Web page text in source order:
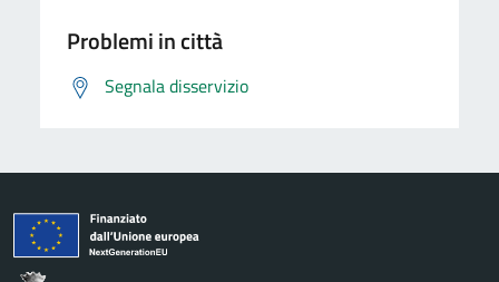
Problemi in città
Segnala disservizio